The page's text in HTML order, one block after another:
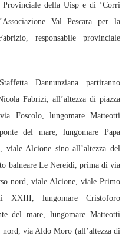
Provinciale della Uisp e di ‘Corri
Val Pescara per la
responsabile provinciale
Dannunziana partiranno
Fabrizi, all’altezza di piazza
Foscolo, lungomare Matteotti
del mare, lungomare Papa
Alcione sino all’altezza del
balneare Le Nereidi, prima di via
nord, viale Alcione, viale Primo
XXIII, lungomare Cristoforo
del mare, lungomare Matteotti
via Aldo Moro (all’altezza di